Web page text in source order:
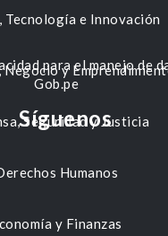
Tecnología e Innovación
Negocio y
Seguridad y Justicia
Humanos
y Finanzas
para el manejo de
Gob.pe
Síguenos